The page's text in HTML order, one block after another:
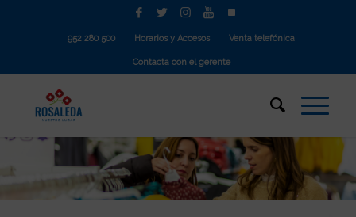
952 280 500 Horarios y Accesos Venta telefónica
Contacta con el gerente